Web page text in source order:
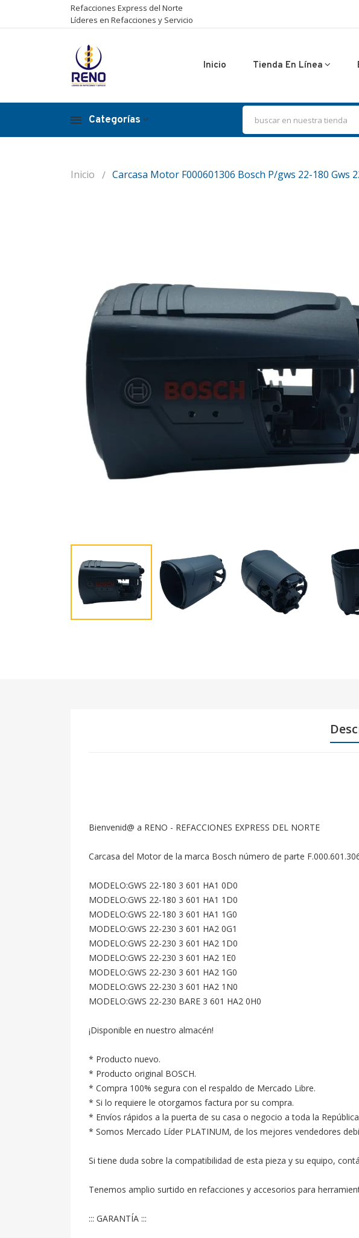
Refacciones Express del Norte
Líderes en Refacciones y Servicio
Inicio Tienda En Línea
Categorías
Inicio Carcasa Motor F000601306 Bosch P/gws 22-180 Gws
Bienvenid@ a RENO - REFACCIONES EXPRESS DEL NORTE
Carcasa del Motor de la marca Bosch número de parte
MODELO:GWS 22-180 3 601 HA1 0D0
MODELO:GWS 22-180 3 601 HA1 1D0
MODELO:GWS 22-180 3 601 HA1 1G0
MODELO:GWS 22-230 3 601 HA2 0G1
MODELO:GWS 22-230 3 601 HA2 1D0
MODELO:GWS 22-230 3 601 HA2 1E0
MODELO:GWS 22-230 3 601 HA2 1G0
MODELO:GWS 22-230 3 601 HA2 1N0
MODELO:GWS 22-230 BARE 3 601 HA2 0H0
¡Disponible en nuestro almacén!
* Producto nuevo.
* Producto original BOSCH.
* Compra 100% segura con el respaldo de Mercado Libre.
* Si lo requiere le otorgamos factura por su compra.
* Envíos rápidos a la puerta de su casa o negocio a toda la
* Somos Mercado Líder PLATINUM, de los mejores vendedores
Si tiene duda sobre la compatibilidad de esta pieza y su equipo,
Tenemos amplio surtido en refacciones y accesorios para
::: GARANTÍA :::